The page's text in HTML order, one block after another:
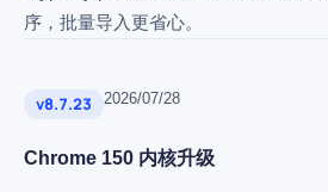
序，批量导入更省心。
v8.7.23 2026/07/28
Chrome 150 内核升级